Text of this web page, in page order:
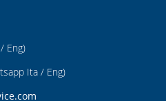
Eng)
Ita / Eng)